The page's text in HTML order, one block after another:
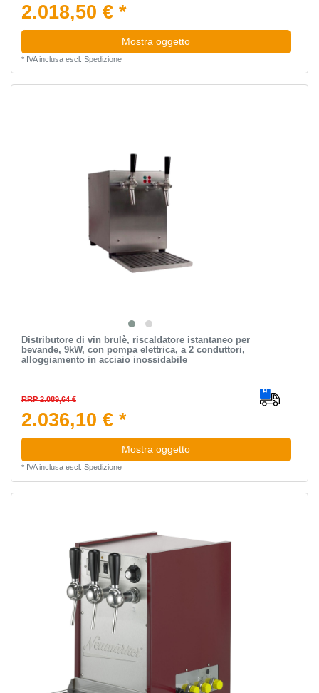
2.018,50 € *
Mostra oggetto
* IVA inclusaescl. Spedizione
Distributore di vin brulè, riscaldatore istantaneo per
bevande, 9kW, con pompa elettrica, a 2 conduttori,
alloggiamento in acciaio inossidabile
RRP 2.089,64 €
2.036,10 € *
Mostra oggetto
* IVA inclusaescl. Spedizione